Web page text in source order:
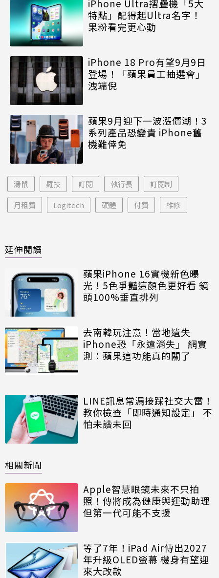
iPhone Ultra摺疊機「5大
特點」配得起Ultra名字！
果粉看完更心動
iPhone 18 Pro有望9月9日
登場！「蘋果員工抽選會」
洩端倪
蘋果9月迎下一波漲價潮！3
系列產品恐變貴 iPhone舊
機難倖免
滑鼠 羅技 訂閱 執行長 訂閱制
月租費 Logitech 硬體 付費 維修
延伸閱讀
蘋果iPhone 16實機新色曝
光！5色爭豔這顏色更好看 鏡
頭100%垂直排列
去南韓玩注意！當地遺失
iPhone恐「永遠消失」 網實
測：蘋果這功能真的關了
LINE訊息常漏接踩社交大雷！
教你檢查「即時通知設定」 不
怕未讀未回
相關新聞
Apple智慧眼鏡未來不只拍
照！傳將成為健康與運動助理
但第一代可能不支援
等了7年！iPad Air傳出2027
年升級OLED螢幕 機身有望迎
來大改款